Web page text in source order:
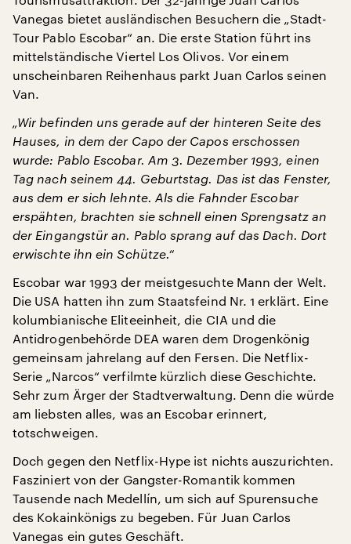
Vanegas bietet ausländischen Besuchern die „Stadt-
Tour Pablo Escobar“ an. Die erste Station führt ins
mittelständische Viertel Los Olivos. Vor einem
unscheinbaren Reihenhaus parkt Juan Carlos seinen
Van.
„Wir befinden uns gerade auf der hinteren Seite des
Hauses, in dem der Capo der Capos erschossen
wurde: Pablo Escobar. Am 3. Dezember 1993, einen
Tag nach seinem 44. Geburtstag. Das ist das Fenster,
aus dem er sich lehnte. Als die Fahnder Escobar
erspähten, brachten sie schnell einen Sprengsatz an
der Eingangstür an. Pablo sprang auf das Dach. Dort
erwischte ihn ein Schütze.“
Escobar war 1993 der meistgesuchte Mann der Welt.
Die USA hatten ihn zum Staatsfeind Nr. 1 erklärt. Eine
kolumbianische Eliteeinheit, die CIA und die
Antidrogenbehörde DEA waren dem Drogenkönig
gemeinsam jahrelang auf den Fersen. Die Netflix-
Serie „Narcos“ verfilmte kürzlich diese Geschichte.
Sehr zum Ärger der Stadtverwaltung. Denn die würde
am liebsten alles, was an Escobar erinnert,
totschweigen.
Doch gegen den Netflix-Hype ist nichts auszurichten.
Fasziniert von der Gangster-Romantik kommen
Tausende nach Medellín, um sich auf Spurensuche
des Kokainkönigs zu begeben. Für Juan Carlos
Vanegas ein gutes Geschäft.